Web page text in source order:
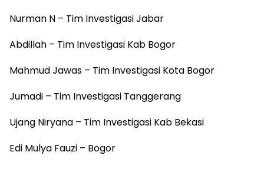
Nurman N – Tim Investigasi Jabar
Abdillah – Tim Investigasi Kab Bogor
Mahmud Jawas – Tim Investigasi Kota Bogor
Jumadi – Tim Investigasi Tanggerang
Ujang Niryana – Tim Investigasi Kab Bekasi
Edi Mulya Fauzi – Bogor